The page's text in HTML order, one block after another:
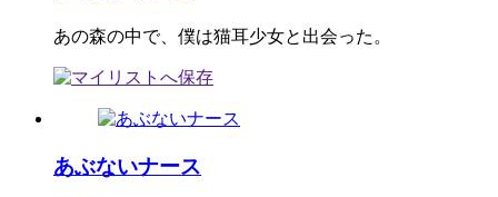
あの森の中で、僕は猫耳少女と出会った。
あぶないナース